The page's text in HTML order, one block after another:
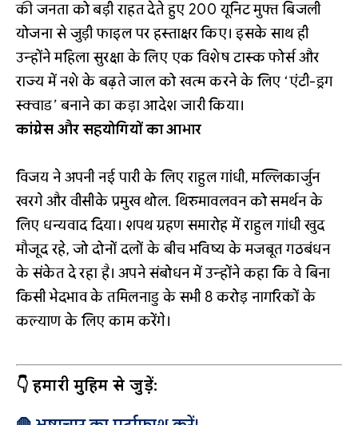
की जनता को बड़ी राहत देते हुए 200 यूनिट मुफ्त बिजली
योजना से जुड़ी फाइल पर हस्ताक्षर किए। इसके साथ ही
उन्होंने महिला सुरक्षा के लिए एक विशेष टास्क फोर्स और
राज्य में नशे के बढ़ते जाल को खत्म करने के लिए ‘एंटी-ड्रग
स्क्वाड’ बनाने का कड़ा आदेश जारी किया।
कांग्रेस और सहयोगियों का आभार
विजय ने अपनी नई पारी के लिए राहुल गांधी, मल्लिकार्जुन
खरगे और वीसीके प्रमुख थोल. थिरुमावलवन को समर्थन के
लिए धन्यवाद दिया। शपथ ग्रहण समारोह में राहुल गांधी खुद
मौजूद रहे, जो दोनों दलों के बीच भविष्य के मजबूत गठबंधन
के संकेत दे रहा है। अपने संबोधन में उन्होंने कहा कि वे बिना
किसी भेदभाव के तमिलनाडु के सभी 8 करोड़ नागरिकों के
कल्याण के लिए काम करेंगे।
👇 हमारी मुहिम से जुड़ें: